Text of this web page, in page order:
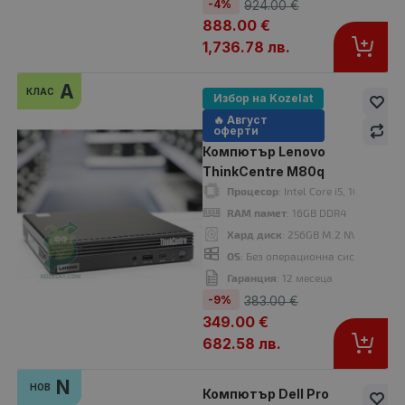
Компютър Dell OptiPlex 5090
424.00 €
386.00 €
: Intel Core i5, 10500T up to 3.80GHz 12MB
: 256GB M.2 NVMe SSD
: Без операционна система. Добавете Windows 11 от опциите.
Гаранция
-4% 924.00 €
888.00 €
1,736.78 лв.
КЛАС A
Избор на Kozelat
🔥 Август
оферти
Компютър Lenovo
ThinkCentre M80q
Процесор: Intel Core i5, 10500T up
RAM памет: 16GB DDR4
Хард диск: 256GB M.2 NVMe SSD
OS: Без операционна система.
Гаранция: 12 месеца
-9% 383.00 €
349.00 €
682.58 лв.
НОВ N Компютър Dell Pro